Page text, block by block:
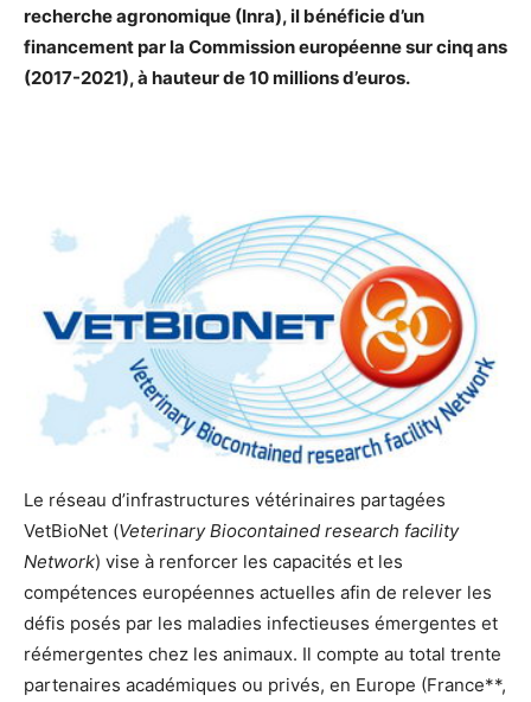
recherche agronomique (Inra), il bénéficie d’un
financement par la Commission européenne sur cinq ans
(2017-2021),à hauteur de 10 millions d’euros.
Le réseau d’infrastructures vétérinaires partagées
VetBioNet (Veterinary Biocontained research facility
Network) vise à renforcer les capacités et les
compétences européennes actuelles afin de relever les
défis posés par les maladies infectieuses émergentes et
réémergentes chez les animaux. Il compte au total trente
partenaires académiques ou privés, en Europe (France**,